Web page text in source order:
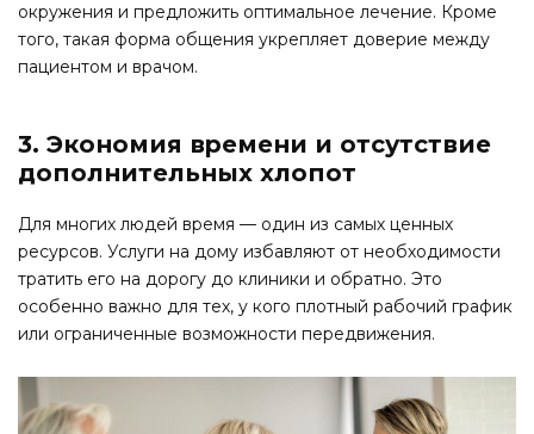
окружения и предложить оптимальное лечение. Кроме
того, такая форма общения укрепляет доверие между
пациентом и врачом.
3. Экономия времени и отсутствие
дополнительных хлопот
Для многих людей время — один из самых ценных
ресурсов. Услуги на дому избавляют от необходимости
тратить его на дорогу до клиники и обратно. Это
особенно важно для тех, у кого плотный рабочий график
или ограниченные возможности передвижения.